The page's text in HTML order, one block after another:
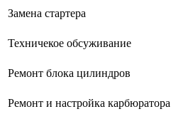
буклетмейкеров
cd проигрывателей
cd ресиверов
чаеварок
часов настенных
Замена стартера
Техничекое обсуживание
Ремонт блока цилиндров
Ремонт и настройка карбюратора